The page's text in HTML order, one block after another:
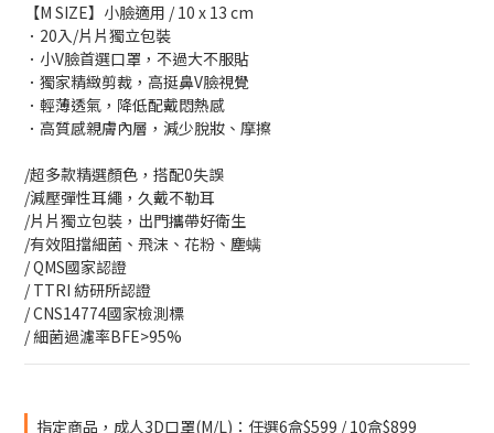
【M SIZE】小臉適用 / 10 x 13 cm
．20入/片片獨立包裝
．小V臉首選口罩，不過大不服貼
．獨家精緻剪裁，高挺鼻V臉視覺
．輕薄透氣，降低配戴悶熱感
．高質感親膚內層，減少脫妝、摩擦
/超多款精選顏色，搭配0失誤
/減壓彈性耳繩，久戴不勒耳
/片片獨立包裝，出門攜帶好衛生
/有效阻擋細菌、飛沫、花粉、塵螨
/ QMS國家認證
/ TTRI 紡研所認證
/ CNS14774國家檢測標
/ 細菌過濾率BFE>95%
指定商品，成人3D口罩(M/L)：任選6盒$599 / 10盒$899